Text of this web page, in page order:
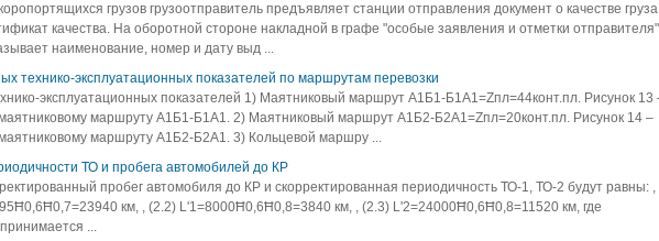
грузов грузоотправитель предъявляет станции отправления документ о качестве груза
качества. На оборотной стороне накладной в графе "особые заявления и отметки отправителя"
наименование, номер и дату выд ...
технико-эксплуатационных показателей по маршрутам перевозки
эксплуатационных показателей 1) Маятниковый маршрут А1Б1-Б1А1=Zпл=44конт.пл. Рисунок 13
маршруту А1Б1-Б1А1. 2) Маятниковый маршрут А1Б2-Б2А1=Zпл=20конт.пл. Рисунок 14 –
маршруту А1Б2-Б2А1. 3) Кольцевой маршру ...
ТО и пробега автомобилей до КР
пробег автомобиля до КР и скорректированная периодичность ТО-1, ТО-2 будут равны: ,
км, , (2.2) L'1=8000Ħ0,6Ħ0,8=3840 км, , (2.3) L'2=24000Ħ0,6Ħ0,8=11520 км, где
...